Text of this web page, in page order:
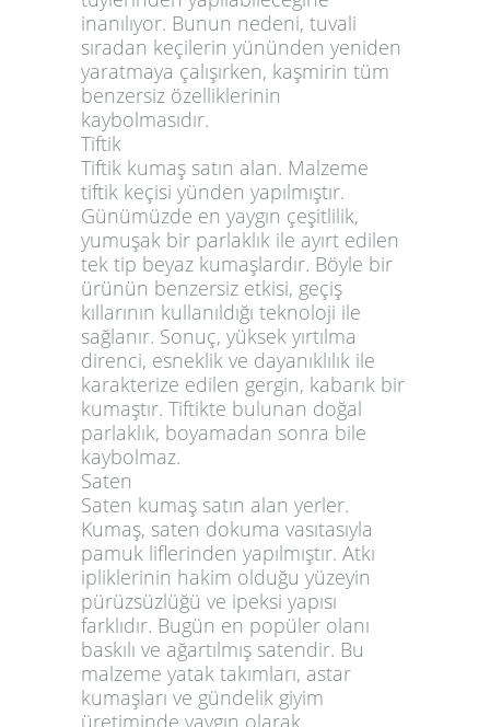
inanılıyor. Bunun nedeni, tuvali
sıradan keçilerin yününden yeniden
yaratmaya çalışırken, kaşmirin tüm
benzersiz özelliklerinin
kaybolmasıdır.
Tiftik
Tiftik kumaş satın alan. Malzeme
tiftik keçisi yünden yapılmıştır.
Günümüzde en yaygın çeşitlilik,
yumuşak bir parlaklık ile ayırt edilen
tek tip beyaz kumaşlardır. Böyle bir
ürünün benzersiz etkisi, geçiş
kıllarının kullanıldığı teknoloji ile
sağlanır. Sonuç, yüksek yırtılma
direnci, esneklik ve dayanıklılık ile
karakterize edilen gergin, kabarık bir
kumaştır. Tiftikte bulunan doğal
parlaklık, boyamadan sonra bile
kaybolmaz.
Saten
Saten kumaş satın alan yerler.
Kumaş, saten dokuma vasıtasıyla
pamuk liflerinden yapılmıştır. Atkı
ipliklerinin hakim olduğu yüzeyin
pürüzsüzlüğü ve ipeksi yapısı
farklıdır. Bugün en popüler olanı
baskılı ve ağartılmış satendir. Bu
malzeme yatak takımları, astar
kumaşları ve gündelik giyim
üretiminde yaygın olarak